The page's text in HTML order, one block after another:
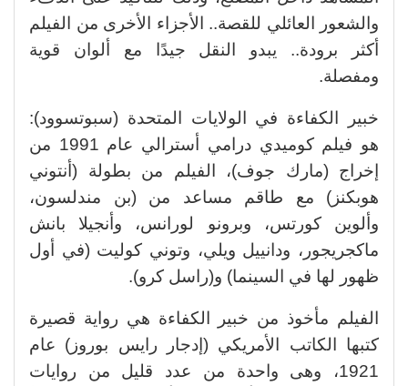
والشعور العائلي للقصة.. الأجزاء الأخرى من الفيلم
أكثر برودة.. يبدو النقل جيدًا مع ألوان قوية
ومفصلة.
خبير الكفاءة في الولايات المتحدة (سبوتسوود):
هو فيلم كوميدي درامي أسترالي عام 1991 من
إخراج (مارك جوف)، الفيلم من بطولة (أنتوني
هوبكنز) مع طاقم مساعد من (بن مندلسون،
وألوين كورتس، وبرونو لورانس، وأنجيلا بانش
ماكجريجور، ودانييل ويلي، وتوني كوليت (في أول
ظهور لها في السينما) و(راسل كرو).
الفيلم مأخوذ من خبير الكفاءة هي رواية قصيرة
كتبها الكاتب الأمريكي (إدجار رايس بوروز) عام
1921، وهى واحدة من عدد قليل من روايات